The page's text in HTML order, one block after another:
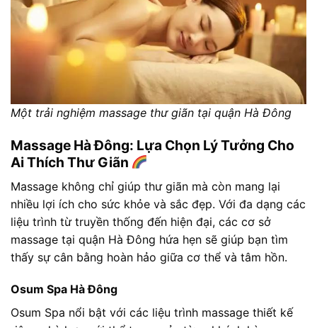
Một trải nghiệm massage thư giãn tại quận Hà Đông
Massage Hà Đông: Lựa Chọn Lý Tưởng Cho
Ai Thích Thư Giãn
Massage không chỉ giúp thư giãn mà còn mang lại
nhiều lợi ích cho sức khỏe và sắc đẹp. Với đa dạng các
liệu trình từ truyền thống đến hiện đại, các cơ sở
massage tại quận Hà Đông hứa hẹn sẽ giúp bạn tìm
thấy sự cân bằng hoàn hảo giữa cơ thể và tâm hồn.
Osum Spa Hà Đông
Osum Spa nổi bật với các liệu trình massage thiết kế